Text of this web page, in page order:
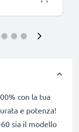
con la tua
e potenza!
sia il modello